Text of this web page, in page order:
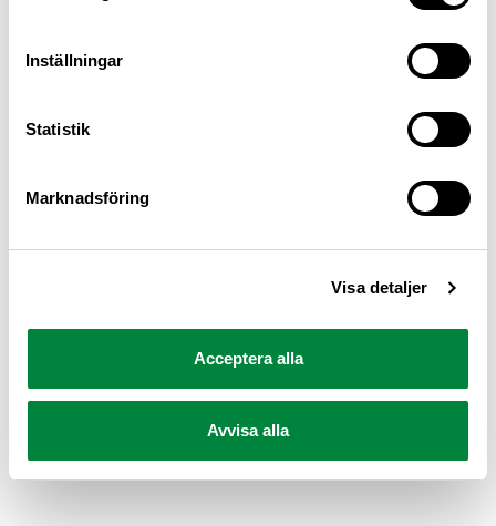
Inställningar
Statistik
Marknadsföring
Visa detaljer
Acceptera alla
Avvisa alla